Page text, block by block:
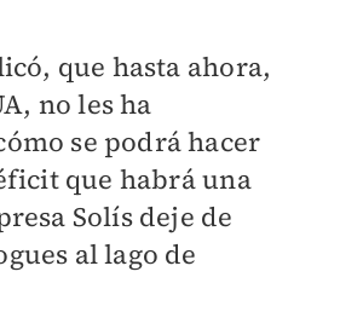
que hasta ahora,
no les ha
se podrá hacer
que habrá una
Solís deje de
al lago de